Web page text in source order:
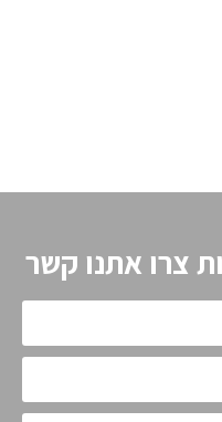
צרו אתנו קשר